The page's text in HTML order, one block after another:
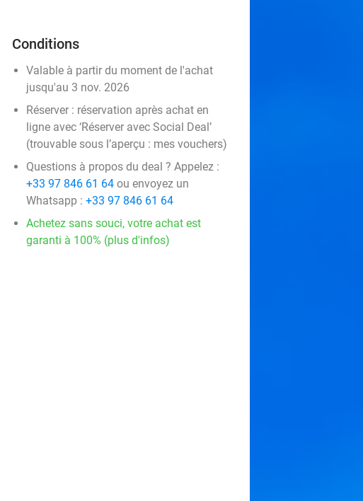
Conditions
Valable à partir du moment de l'achat
jusqu'au 3 nov. 2026
Réserver : réservation après achat en
ligne avec ‘Réserver avec Social Deal’
(trouvable sous l’aperçu : mes vouchers)
Questions à propos du deal ? Appelez :
+33 97 846 61 64 ou envoyez un
Whatsapp : +33 97 846 61 64
Achetez sans souci, votre achat est
garanti à 100% (plus d'infos)